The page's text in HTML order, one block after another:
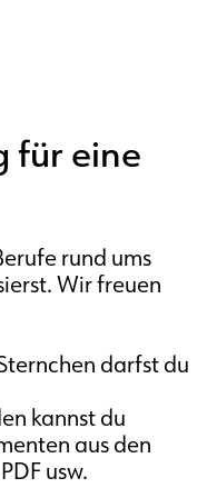
für eine
rund ums
Wir freuen
darfst du
kannst du
aus den
usw.